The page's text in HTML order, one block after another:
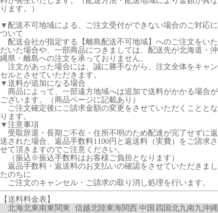
ります。）
▼配送不可地域による、ご注文受付ができない場合のご対応に
ついて
配送会社が指定する【離島配送不可地域】へのご注文をいた
だいた場合や、一部商品につきましては、配送先が北海道・沖
縄県・離島への注文を承っておりません。
注文があった場合には、誠に勝手ながら、注文全体をキャン
セルとさせていただきます。
▼送料が追加になる場合
商品によって、一部遠方地域へは追加で送料がかかる場合が
ございます。（商品ページに記載あり）
ご注文確定後にご請求金額の変更をさせていただくこととな
ります。
▼注意事項
受取辞退・長期ご不在・住所不明のため配達が完了せずに返
送された場合、返品手数料1100円と返送料（実費）をご請求さ
せて頂きますのでご注意ください。
（振込※振込手数料はお客様ご負担となります）
返品手数料・返送料のお支払いの確認をさせていただきまし
たのちに
ご注文のキャンセル・ご請求の取り消し処理を行います。
【送料料金表】
北海北東南東関東 信越北陸東海関西 中国 四国北九南九沖縄